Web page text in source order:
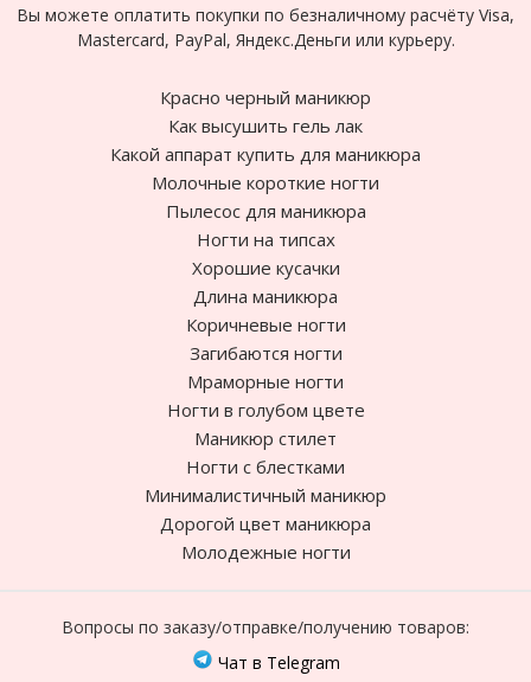
Вы можете оплатить покупки по безналичному расчёту Visa,
Mastercard, PayPal, Яндекс.Деньги или курьеру.
Красно черный маникюр
Как высушить гель лак
Какой аппарат купить для маникюра
Молочные короткие ногти
Пылесос для маникюра
Ногти на типсах
Хорошие кусачки
Длина маникюра
Коричневые ногти
Загибаются ногти
Мраморные ногти
Ногти в голубом цвете
Маникюр стилет
Ногти с блестками
Минималистичный маникюр
Дорогой цвет маникюра
Молодежные ногти
Вопросы по заказу/отправке/получению товаров:
Чат в Telegram